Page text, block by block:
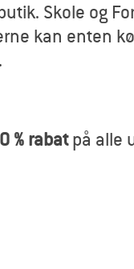
Skole og
kan enten
% rabatpå alle